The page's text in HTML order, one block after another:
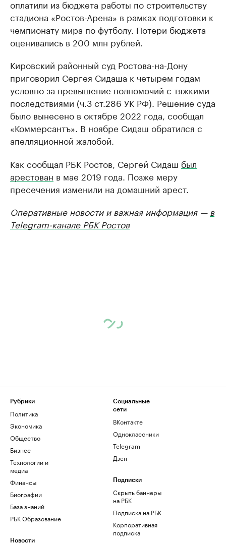
оплатили из бюджета работы по строительству
стадиона «Ростов-Арена» в рамках подготовки к
чемпионату мира по футболу. Потери бюджета
оценивались в 200 млн рублей.
Кировский районный суд Ростова-на-Дону
приговорил Сергея Сидаша к четырем годам
условно за превышение полномочий с тяжкими
последствиями (ч.3 ст.286 УК РФ). Решение суда
было вынесено в октябре 2022 года, сообщал
«Коммерсантъ». В ноябре Сидаш обратился с
апелляционной жалобой.
Как сообщал РБК Ростов, Сергей Сидаш был
арестован в мае 2019 года. Позже меру
пресечения изменили на домашний арест.
Оперативные новости и важная информация — в
Telegram-канале РБК Ростов
Рубрики
Политика
Экономика
Общество
Бизнес
Технологии и
медиа
Финансы
Биографии
База знаний
РБК Образование
Новости
Социальные
сети
ВКонтакте
Одноклассники
Telegram
Дзен
Подписки
Скрыть баннеры
на РБК
Подписка на РБК
Корпоративная
подписка